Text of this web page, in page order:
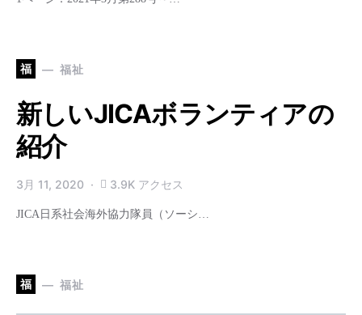
福 福祉
新しいJICAボランティアの
紹介
3月 11, 2020 3.9K アクセス
JICA日系社会海外協力隊員（ソーシ…
福 福祉